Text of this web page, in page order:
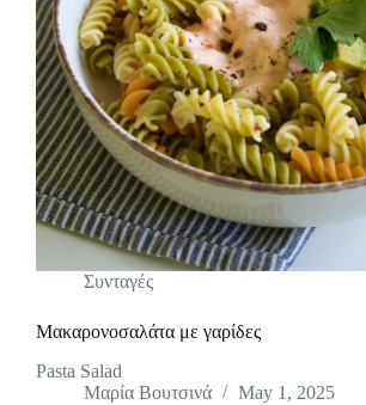
Συνταγές
Μακαρονοσαλάτα με γαρίδες
Pasta Salad
Μαρία Βουτσινά
May 1, 2025